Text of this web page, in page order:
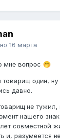
16 марта
мне вопрос 🤭
товарищ один, ну
давно.
не тужил,
нашего
совместной
и, разумеется